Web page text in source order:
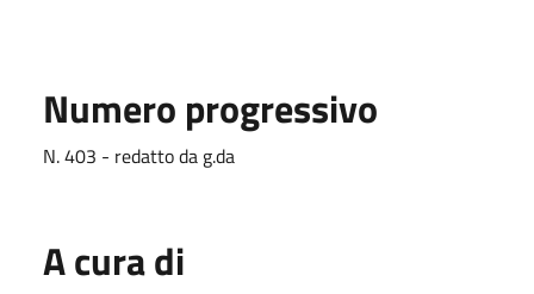
Numero progressivo
N. 403 - redatto da g.da
A cura di